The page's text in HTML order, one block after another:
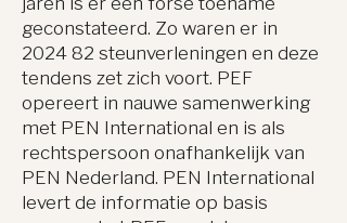
geconstateerd. Zo waren er in
2024 82 steunverleningen en deze
tendens zet zich voort. PEF
opereert in nauwe samenwerking
met PEN International en is als
rechtspersoon onafhankelijk van
PEN Nederland. PEN International
levert de informatie op basis